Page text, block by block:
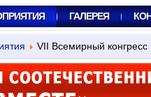
ГАЛЕРЕЯ
VII Всемирный конгресс